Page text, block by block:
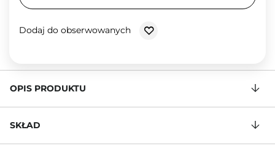
Dodaj do obserwowanych
OPIS PRODUKTU
SKŁAD